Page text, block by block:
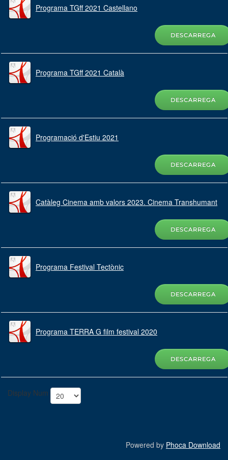
Programa TGff 2021 Castellano
DESCARREGA
Programa TGff 2021 Català
DESCARREGA
Programació d'Estiu 2021
DESCARREGA
Catàleg Cinema amb valors 2023. Cinema Transhumant
DESCARREGA
Programa Festival Tectònic
DESCARREGA
Programa TERRA G film festival 2020
DESCARREGA
Display Num
Powered by Phoca Download